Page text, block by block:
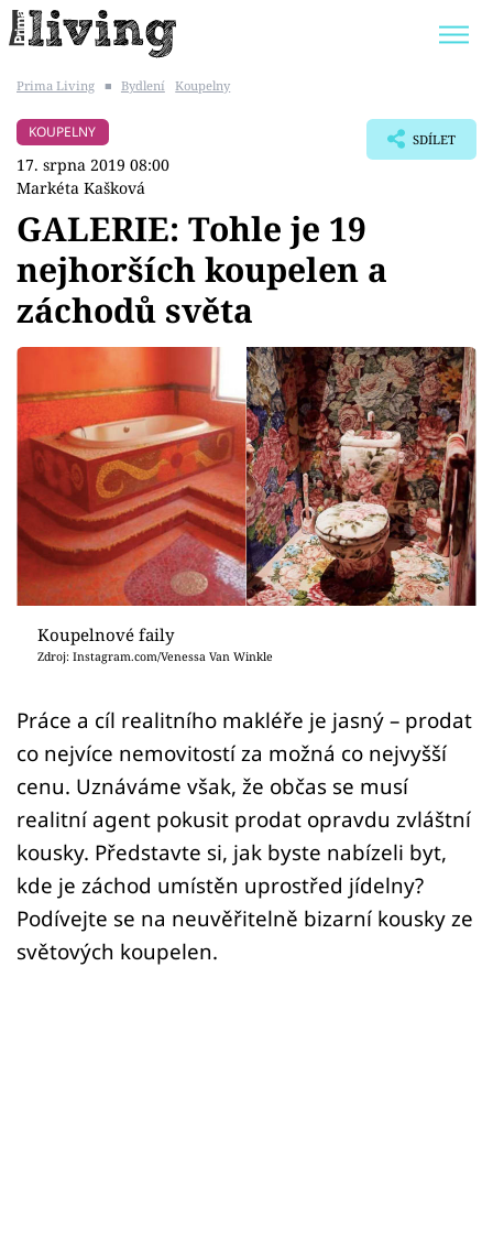
BYDLENÍ SLAVNÝCH
Témata
Bydlení
Zahrada
Design
Sledujte prima+
Přihlášení
Sledujte nás
Prima Living ■ Bydlení Koupelny
KOUPELNY
17. srpna 2019 08:00
Markéta Kašková
SDÍLET
GALERIE: Tohle je 19
nejhorších koupelen a
záchodů světa
Koupelnové faily
Zdroj: Instagram.com/Venessa Van Winkle
Práce a cíl realitního makléře je jasný – prodat
co nejvíce nemovitostí za možná co nejvyšší
cenu. Uznáváme však, že občas se musí
realitní agent pokusit prodat opravdu zvláštní
kousky. Představte si, jak byste nabízeli byt,
kde je záchod umístěn uprostřed jídelny?
Podívejte se na neuvěřitelně bizarní kousky ze
světových koupelen.